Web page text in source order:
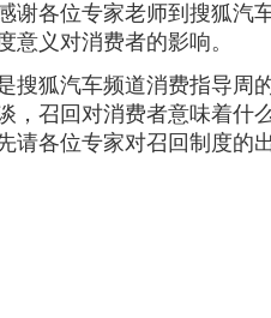
感谢各位专家老师到搜狐汽
意义对消费者的影响。
狐汽车频道消费指导周
，召回对消费者意味着什
请各位专家对召回制度的